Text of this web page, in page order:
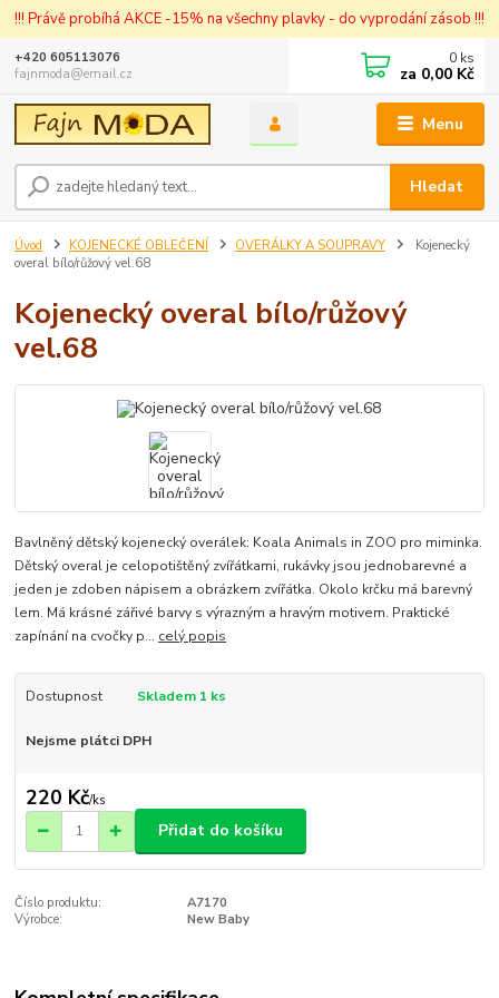
!!! Právě probíhá AKCE -15% na všechny plavky - do vyprodání zásob !!!
Menu
Hledat
+420 605113076
fajnmoda@email.cz
0 ks
za 0,00 Kč
Úvod KOJENECKÉ OBLEČENÍ OVERÁLKY A SOUPRAVY
Kojenecký
overal bílo/růžový vel.68
Kojenecký overal bílo/růžový
vel.68
Bavlněný dětský kojenecký overálek: Koala Animals in ZOO pro miminka.
Dětský overal je celopotištěný zvířátkami, rukávky jsou jednobarevné a
jeden je zdoben nápisem a obrázkem zvířátka. Okolo krčku má barevný
lem. Má krásné zářivé barvy s výrazným a hravým motivem. Praktické
zapínání na cvočky p... celý popis
Dostupnost Skladem 1 ks
Nejsme plátci DPH
220 Kč/ks
Přidat do košíku
Číslo produktu:
A7170
Výrobce:
New Baby